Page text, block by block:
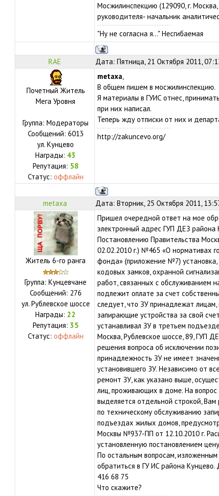
Мосжилинспекцию (129090, г.
руководителя- начальник
"Ну не согласна я..." Несгибаемая
RAE Дата: Пятница, 21 Октября 2011,
Почетный Житель
Мега Уровня
Группа: Модераторы
Сообщений: 6013
ул. Кунцево
Награды: 43
Репутация: 58
Статус: оффлайн
metaxa,
В общем пишем в мосжилинспекцию.
Я материалы в ГУИС отнес,
при них написал.
Теперь жду отписки от них и
http://zakuncevo.org/
metaxa Дата: Вторник, 25 Октября 2011,
Житель 6-го ранга
Группа: Кунцевчане
Сообщений: 276
ул. Рублевское шоссе
Награды: 22
Репутация: 35
Статус: оффлайн
Пришел очередной ответ на мое
электронный адрес ГУП ДЕЗ района
Постановлению Правительства
02.02.2010 г.) №465 «О нормативах
фонда» (приложение №7)
кодовых замков, охранной
работ, связанных с обслуживанием
подлежит оплате за счет
следует, что ЗУ принадлежат
запирающие устройства за свой
устанавливал ЗУ в третьем
Москва, Рублевское шоссе, 89, ГУП
решения вопроса об исключении
принадлежность ЗУ не имеет
установившего ЗУ. Независимо от
ремонт ЗУ, как указано выше,
лиц, проживающих в доме. На
выделяется отдельной строкой,
по техническому обслуживанию
подъездах жилых домов,
Москвы №937-ПП от 12.10.2010 г.
установленную постановлением
По остальным вопросам,
обратиться в ГУ ИС района
416 68 75
Что скажите?